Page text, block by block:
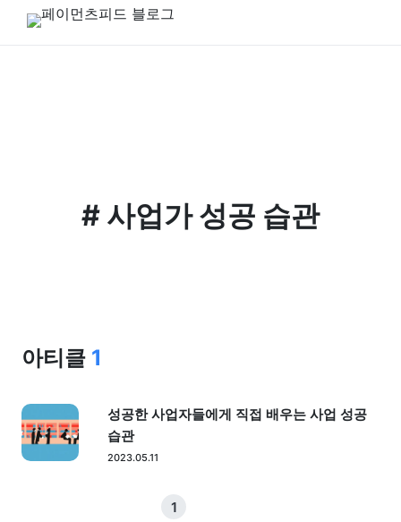
# 사업가 성공 습관
아티클 1
성공한 사업자들에게 직접 배우는 사업 성공
습관
2023.05.11
1